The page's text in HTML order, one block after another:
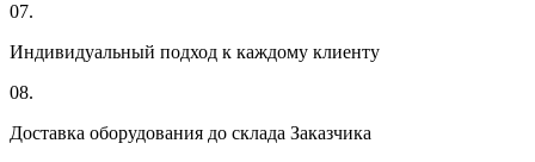
07.
Индивидуальный подход к каждому клиенту
08.
Доставка оборудования до склада Заказчика